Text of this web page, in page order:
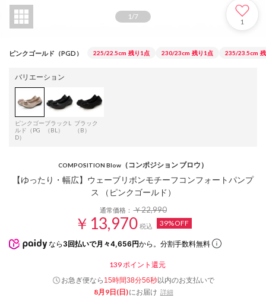
1/7
1
ピンクゴールド（PGD） 225/22.5cm 残り1点 230/23cm 残り1点 235/23.5cm
バリエーション
ピンクゴー
ルド（PG
D）
ブラックL
（BL）
ブラック
（B）
COMPOSITION Blow （コンポジション ブロウ）
【ゆったり・幅広】ウェーブリボンモチーフコンフォートパンプ
ス （ピンクゴールド）
通常価格：￥22,990
￥13,970 税込 39%OFF
なら 3回払いで月々4,656円から。分割手数料無料
139 ポイント還元
お急ぎ便なら 15時間38分56秒以内のお支払いで
8月9日(日)にお届け 詳細